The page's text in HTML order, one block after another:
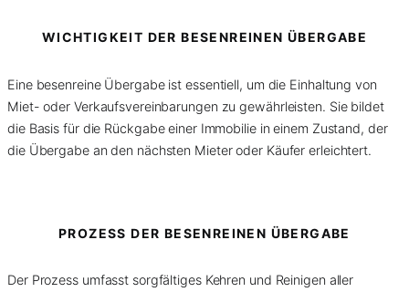
WICHTIGKEIT DER BESENREINEN ÜBERGABE
Eine besenreine Übergabe ist essentiell, um die Einhaltung von
Miet- oder Verkaufsvereinbarungen zu gewährleisten. Sie bildet
die Basis für die Rückgabe einer Immobilie in einem Zustand, der
die Übergabe an den nächsten Mieter oder Käufer erleichtert.
PROZESS DER BESENREINEN ÜBERGABE
Der Prozess umfasst sorgfältiges Kehren und Reinigen aller